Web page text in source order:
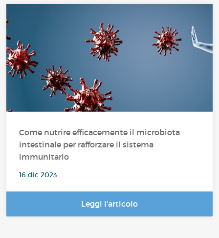
Come nutrire efficacemente il microbiota
intestinale per rafforzare il sistema
immunitario
16 dic 2023
Leggi l’articolo